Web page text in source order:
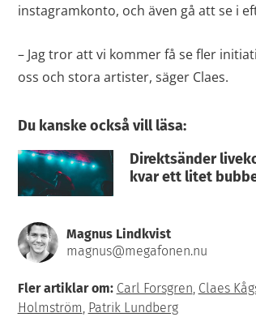
instagramkonto, och även gå att se i
– Jag tror att vi kommer få se fler
oss och stora artister, säger Claes.
Du kanske också vill läsa:
Direktsänder
kvar ett litet
Magnus Lindkvist
magnus@megafonen.nu
Fler artiklar om: Carl Forsgren Claes
Holmström Patrik Lundberg